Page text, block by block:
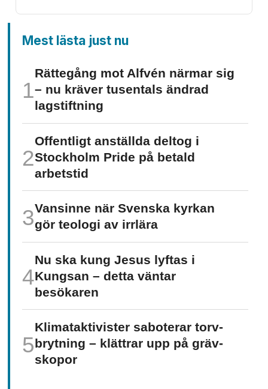
Mest lästa just nu
Rättegång mot Alfvén närmar sig
– nu kräver tusentals ändrad
lagstiftning
Offentligt anställda deltog i
Stockholm Pride på betald
arbetstid
Vansinne när Svenska kyrkan
gör teologi av irrlära
Nu ska kung Jesus lyftas i
Kungsan – detta väntar
besökaren
Klimat­aktivister saboterar torv­
brytning – klättrar upp på gräv­
skopor